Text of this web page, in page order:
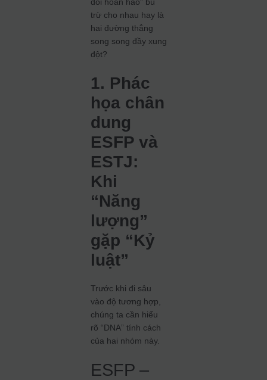
trừ cho nhau hay là
hai đường thẳng
song song đầy xung
đột?
1. Phác
họa chân
dung
ESFP và
ESTJ:
Khi
“Năng
lượng”
gặp “Kỷ
luật”
Trước khi đi sâu
vào độ tương hợp,
chúng ta cần hiểu
rõ “DNA” tính cách
của hai nhóm này.
ESFP –